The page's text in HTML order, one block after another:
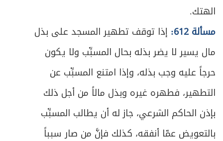
الهتك.
مسألة 612:
إذا توقف تطهير المسجد على بذل
مال يسير لا يضر بذله بحال المسبِّب ولا يكون
حرجاً عليه وجب بذله، وإذا امتنع المسبِّب عن
التطهير، فطهره غيره وبذل مالاً من أجل ذلك
بإذن الحاكم الشرعي، جاز له أن يطالب المسبِّب
بالتعويض عمّا أنفقه، كذلك فإنَّ من صار سبباً